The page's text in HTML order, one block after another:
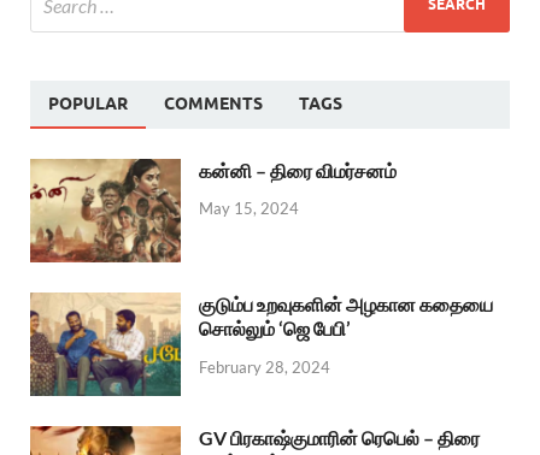
POPULAR COMMENTS TAGS
கன்னி – திரை விமர்சனம்
May 15, 2024
குடும்ப உறவுகளின் அழகான கதையை
சொல்லும் ‘ஜெ பேபி’
February 28, 2024
GV பிரகாஷ்குமாரின் ரெபெல் – திரை